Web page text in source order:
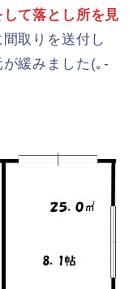
て落とし所を見
取りを送付し
緩みました(｡-